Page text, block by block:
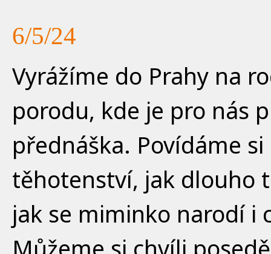
6/5/24
Vyrážíme do Prahy na
porodu, kde je pro nás
přednáška. Povídáme
těhotenství, jak dlouho
jak se miminko narodí i